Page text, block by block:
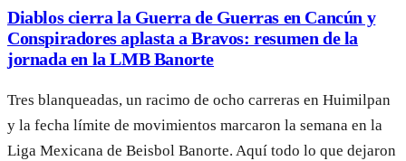
Diablos cierra la Guerra de Guerras en Cancún y
Conspiradores aplasta a Bravos: resumen de la
jornada en la LMB Banorte
Tres blanqueadas, un racimo de ocho carreras en Huimilpan
y la fecha límite de movimientos marcaron la semana en la
Liga Mexicana de Beisbol Banorte. Aquí todo lo que dejaron